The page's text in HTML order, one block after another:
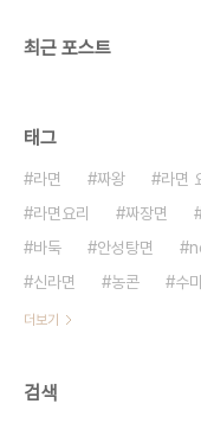
최근 포스트
태그
라면 짜왕 라면
라면요리
짜장면
바둑
안성탕면
신라면
농콘 수
더보기
검색